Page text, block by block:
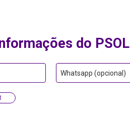
do PSOL
Whatsapp (opcional)